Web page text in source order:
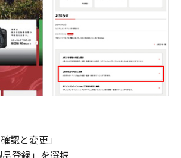
認と変更」
登録」を選択